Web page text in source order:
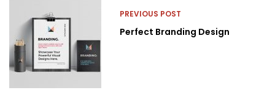
PREVIOUS POST
Perfect Branding Design